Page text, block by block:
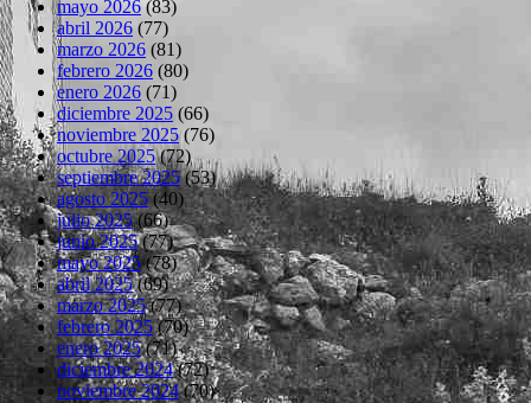
mayo 2026 (83)
abril 2026 (77)
marzo 2026 (81)
febrero 2026 (80)
enero 2026 (71)
diciembre 2025 (66)
noviembre 2025(76)
octubre 2025(72)
septiembre 2025(53)
agosto 2025(40)
julio 2025(66)
junio 2025(77)
mayo 2025(78)
abril 2025(69)
marzo 2025(77)
febrero 2025(70)
enero 2025(71)
diciembre 2024(72)
noviembre 2024(70)